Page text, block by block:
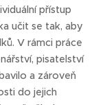
přístup
učit se tak, aby
V rámci práce
pisatelství
a zároveň
do jejich